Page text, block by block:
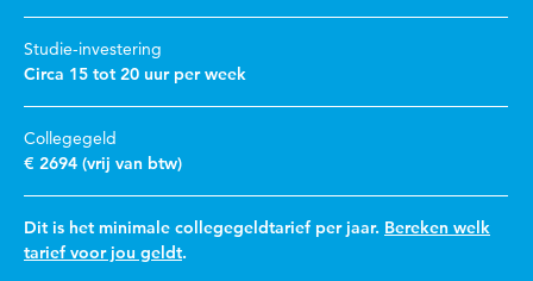
Studie-investering
Circa 15 tot 20 uur per week
Collegegeld
€ 2694 (vrij van btw)
Dit is het minimale collegegeldtarief per jaar. Bereken welk
tarief voor jou geldt.